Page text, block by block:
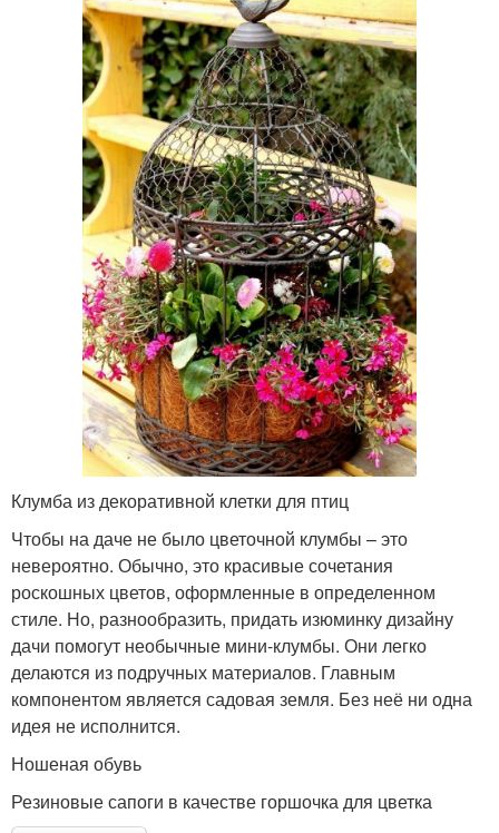
Клумба из декоративной клетки для птиц
Чтобы на даче не было цветочной клумбы – это
невероятно. Обычно, это красивые сочетания
роскошных цветов, оформленные в определенном
стиле. Но, разнообразить, придать изюминку дизайну
дачи помогут необычные мини-клумбы. Они легко
делаются из подручных материалов. Главным
компонентом является садовая земля. Без неё ни одна
идея не исполнится.
Ношеная обувь
Резиновые сапоги в качестве горшочка для цветка